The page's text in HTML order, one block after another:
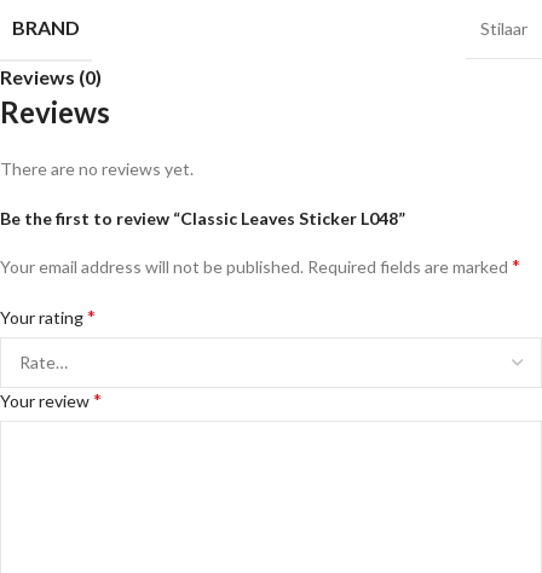
BRAND Stilaar
Reviews (0)
Reviews
There are no reviews yet.
Be the first to review “Classic Leaves Sticker L048”
Your email address will not be published. Required fields are marked *
Your rating*
Your review*